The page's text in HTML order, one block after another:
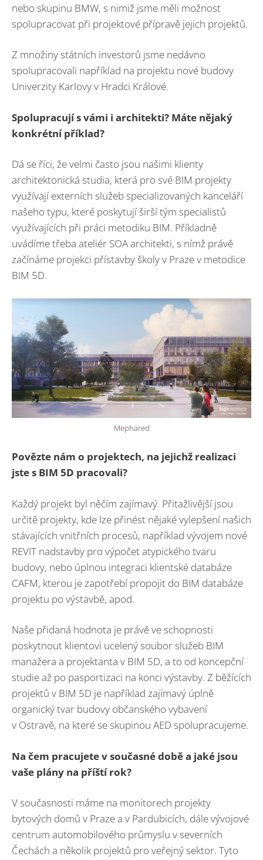
nebo skupinu BMW, s nimiž jsme měli možnost
spolupracovat při projektové přípravě jejich projektů.
Z množiny státních investorů jsme nedávno
spolupracovali například na projektu nové budovy
Univerzity Karlovy v Hradci Králové.
Spolupracují s vámi i architekti? Máte nějaký
konkrétní příklad?
Dá se říci, že velmi často jsou našimi klienty
architektonická studia, která pro své BIM projekty
využívají externích služeb specializovaných kanceláří
našeho typu, které poskytují širší tým specialistů
využívajících při práci metodiku BIM. Příkladně
uvádíme třeba ateliér SOA architekti, s nímž právě
začínáme projekci přístavby školy v Praze v metodice
BIM 5D.
Mephared
Povězte nám o projektech, na jejichž realizaci
jste s BIM 5D pracovali?
Každý projekt byl něčím zajímavý. Přitažlivější jsou
určitě projekty, kde lze přinést nějaké vylepšení našich
stávajících vnitřních procesů, například vývojem nové
REVIT nadstavby pro výpočet atypického tvaru
budovy, nebo úplnou integraci klientské databáze
CAFM, kterou je zapotřebí propojit do BIM databáze
projektu po výstavbě, apod.
Naše přidaná hodnota je právě ve schopnosti
poskytnout klientovi ucelený soubor služeb BIM
manažera a projektanta v BIM 5D, a to od koncepční
studie až po pasportizaci na konci výstavby. Z běžících
projektů v BIM 5D je například zajímavý úplně
organický tvar budovy občanského vybavení
v Ostravě, na které se skupinou AED spolupracujeme.
Na čem pracujete v současné době a jaké jsou
vaše plány na příští rok?
V současnosti máme na monitorech projekty
bytových domů v Praze a v Pardubicích, dále vývojové
centrum automobilového průmyslu v severních
Čechách a několik projektů pro veřejný sektor. Tyto